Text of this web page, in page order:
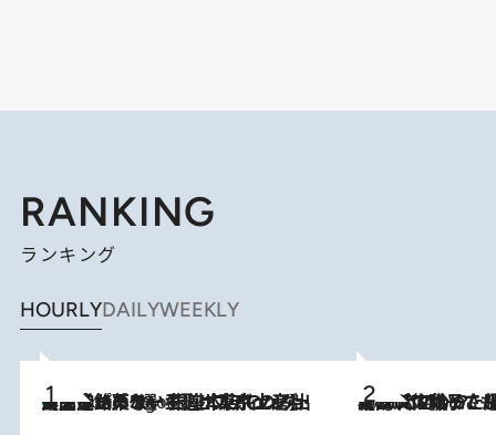
RANKING
ランキング
HOURLYDAILYWEEKLY
6 Hours Ago
【間違いのない王道・東京土産】資生堂パーラー 銀座本店でのみ出会える銘菓5選《極上プディング・濃厚チーズケーキ・ボンボンショコラほか》 2026.8.5
【阿川佐和子さんの年とる力】なぜ70代で始めた趣味は“こんなに楽しい”のか？ ピアノ、俳句…スランプに陥っても続けられる“ある秘訣”とは